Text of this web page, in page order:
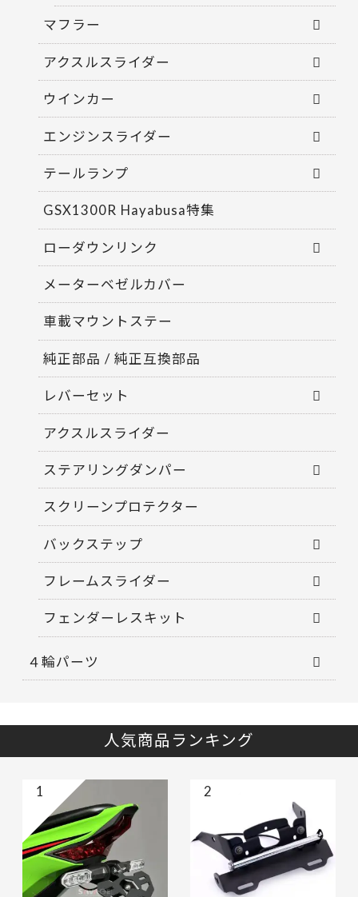
マフラー
アクスルスライダー
ウインカー
エンジンスライダー
テールランプ
GSX1300R Hayabusa特集
ローダウンリンク
メーターベゼルカバー
車載マウントステー
純正部品 / 純正互換部品
レバーセット
アクスルスライダー
ステアリングダンパー
スクリーンプロテクター
バックステップ
フレームスライダー
フェンダーレスキット
４輪パーツ
人気商品ランキング
1 2